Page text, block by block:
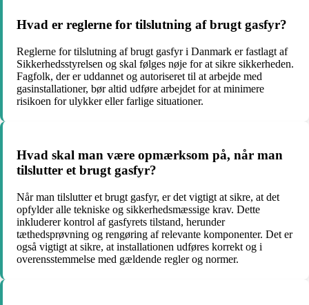
Hvad er reglerne for tilslutning af brugt gasfyr?
Reglerne for tilslutning af brugt gasfyr i Danmark er fastlagt af
Sikkerhedsstyrelsen og skal følges nøje for at sikre sikkerheden.
Fagfolk, der er uddannet og autoriseret til at arbejde med
gasinstallationer, bør altid udføre arbejdet for at minimere
risikoen for ulykker eller farlige situationer.
Hvad skal man være opmærksom på, når man
tilslutter et brugt gasfyr?
Når man tilslutter et brugt gasfyr, er det vigtigt at sikre, at det
opfylder alle tekniske og sikkerhedsmæssige krav. Dette
inkluderer kontrol af gasfyrets tilstand, herunder
tæthedsprøvning og rengøring af relevante komponenter. Det er
også vigtigt at sikre, at installationen udføres korrekt og i
overensstemmelse med gældende regler og normer.